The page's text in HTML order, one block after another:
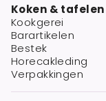
Koken & tafelen
Kookgerei
Barartikelen
Bestek
Horecakleding
Verpakkingen